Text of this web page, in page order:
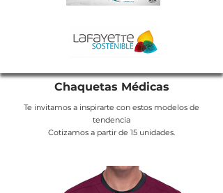
Chaquetas Médicas
Te invitamos a inspirarte con estos modelos de
tendencia
Cotizamos a partir de 15 unidades.